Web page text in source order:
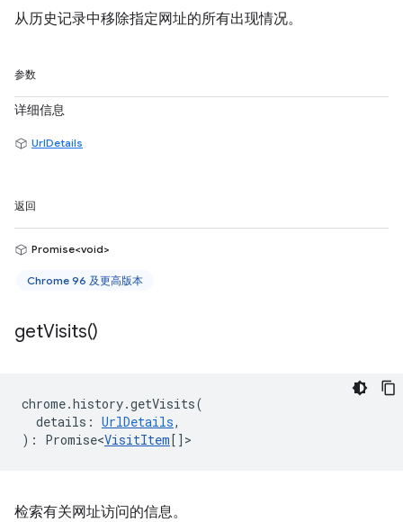
从历史记录中移除指定网址的所有出现情况。
参数
详细信息
UrlDetails
返回
Promise<void>
Chrome 96 及更高版本
getVisits()
chrome.history.getVisits(
details : UrlDetails,
) : Promise<VisitItem[] >
检索有关网址访问的信息。